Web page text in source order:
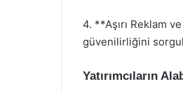
4. **Aşırı Reklam
güvenilirliğini
Yatırımcıların